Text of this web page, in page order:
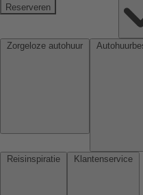
Reserveren